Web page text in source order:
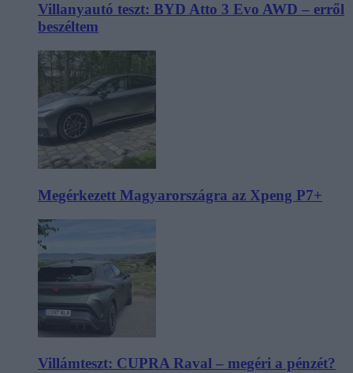
Villanyautó teszt: BYD Atto 3 Evo AWD – erről
beszéltem
Megérkezett Magyarországra az Xpeng P7+
Villámteszt: CUPRA Raval – megéri a pénzét?